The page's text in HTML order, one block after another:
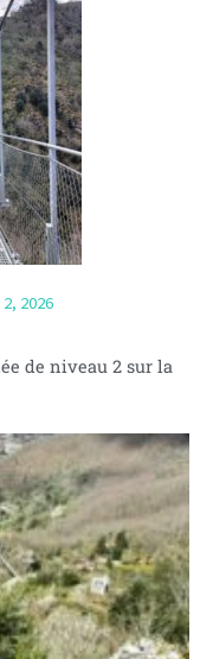
2026
de niveau 2 sur la